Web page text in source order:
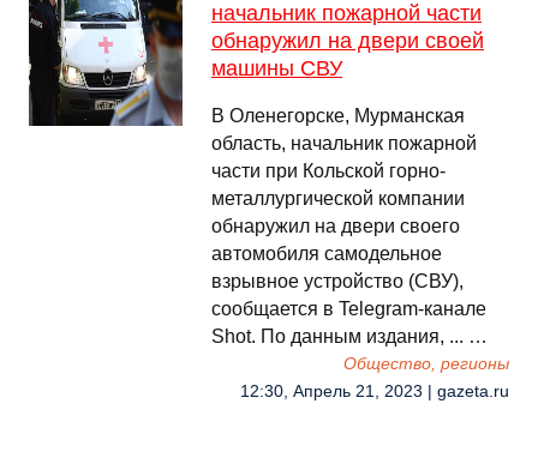
начальник пожарной части
обнаружил на двери своей
машины СВУ
В Оленегорске, Мурманская
область, начальник пожарной
части при Кольской горно-
металлургической компании
обнаружил на двери своего
автомобиля самодельное
взрывное устройство (СВУ),
сообщается в Telegram-канале
Shot. По данным издания, ... …
Общество, регионы
12:30, Апрель 21, 2023 | gazeta.ru